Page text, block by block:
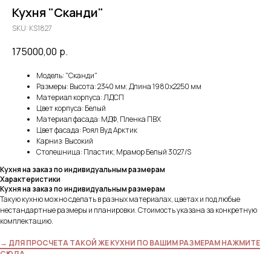
Кухня "Сканди"
SKU: KS1827
175000,00 р.
Модель: "Сканди"
Размеры: Высота: 2340 мм; Длина 1980х2250 мм
Материал корпуса: ЛДСП
Цвет корпуса: Белый
Материал фасада: МДФ, Пленка ПВХ
Цвет фасада: Роял Вуд Арктик
Карниз: Высокий
Столешница: Пластик; Мрамор Белый 3027/S
Кухня на заказ по индивидуальным размерам
Характеристики
Кухня на заказ по индивидуальным размерам
Такую кухню можно сделать в разных материалах, цветах и под любые
нестандартные размеры и планировки. Стоимость указана за конкретную
комплектацию.
→ ДЛЯ ПРОСЧЕТА ТАКОЙ ЖЕ КУХНИ ПО ВАШИМ РАЗМЕРАМ НАЖМИТЕ